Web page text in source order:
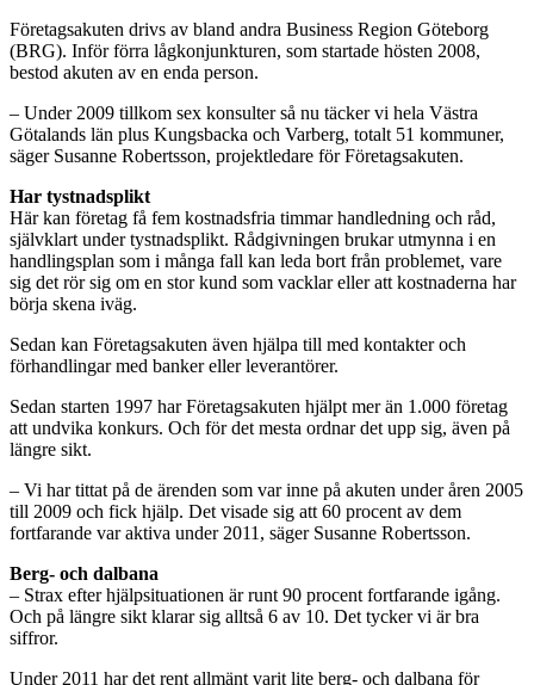
Företagsakuten drivs av bland andra Business Region Göteborg
(BRG). Inför förra lågkonjunkturen, som startade hösten 2008,
bestod akuten av en enda person.
– Under 2009 tillkom sex konsulter så nu täcker vi hela Västra
Götalands län plus Kungsbacka och Varberg, totalt 51 kommuner,
säger Susanne Robertsson, projektledare för Företagsakuten.
Har tystnadsplikt
Här kan företag få fem kostnadsfria timmar handledning och råd,
självklart under tystnadsplikt. Rådgivningen brukar utmynna i en
handlingsplan som i många fall kan leda bort från problemet, vare
sig det rör sig om en stor kund som vacklar eller att kostnaderna har
börja skena iväg.
Sedan kan Företagsakuten även hjälpa till med kontakter och
förhandlingar med banker eller leverantörer.
Sedan starten 1997 har Företagsakuten hjälpt mer än 1.000 företag
att undvika konkurs. Och för det mesta ordnar det upp sig, även på
längre sikt.
– Vi har tittat på de ärenden som var inne på akuten under åren 2005
till 2009 och fick hjälp. Det visade sig att 60 procent av dem
fortfarande var aktiva under 2011, säger Susanne Robertsson.
Berg- och dalbana
– Strax efter hjälpsituationen är runt 90 procent fortfarande igång.
Och på längre sikt klarar sig alltså 6 av 10. Det tycker vi är bra
siffror.
Under 2011 har det rent allmänt varit lite berg- och dalbana för